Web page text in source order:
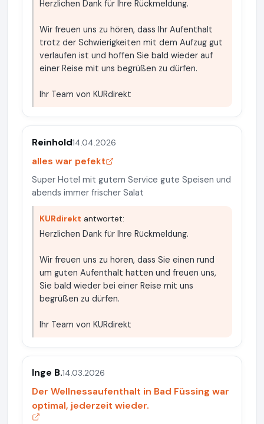
Herzlichen Dank für Ihre Rückmeldung.
Wir freuen uns zu hören, dass Ihr Aufenthalt
trotz der Schwierigkeiten mit dem Aufzug gut
verlaufen ist und hoffen Sie bald wieder auf
einer Reise mit uns begrüßen zu dürfen.
Ihr Team von KURdirekt
Reinhold14.04.2026
alles war pefekt
Super Hotel mit gutem Service gute Speisen und
abends immer frischer Salat
KURdirekt antwortet:
Herzlichen Dank für Ihre Rückmeldung.
Wir freuen uns zu hören, dass Sie einen rund
um guten Aufenthalt hatten und freuen uns,
Sie bald wieder bei einer Reise mit uns
begrüßen zu dürfen.
Ihr Team von KURdirekt
Inge B.14.03.2026
Der Wellnessaufenthalt in Bad Füssing war
optimal, jederzeit wieder.